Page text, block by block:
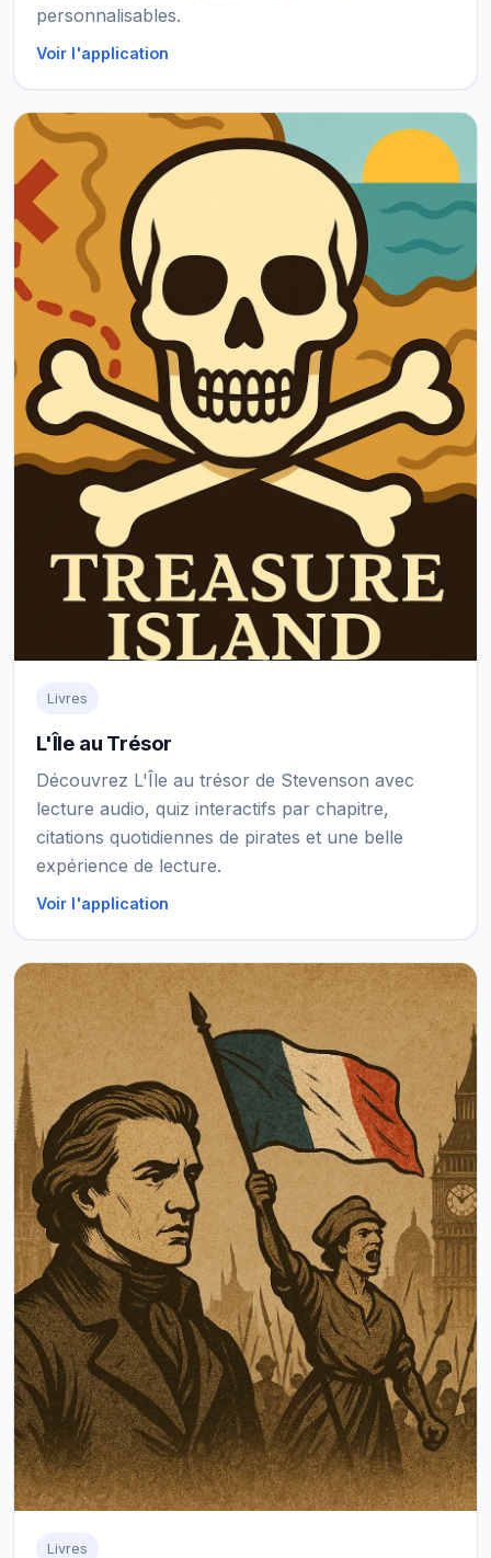
personnalisables.
Voir l'application
Livres
L'Île au Trésor
Découvrez L'Île au trésor de Stevenson avec
lecture audio, quiz interactifs par chapitre,
citations quotidiennes de pirates et une belle
expérience de lecture.
Voir l'application
Livres